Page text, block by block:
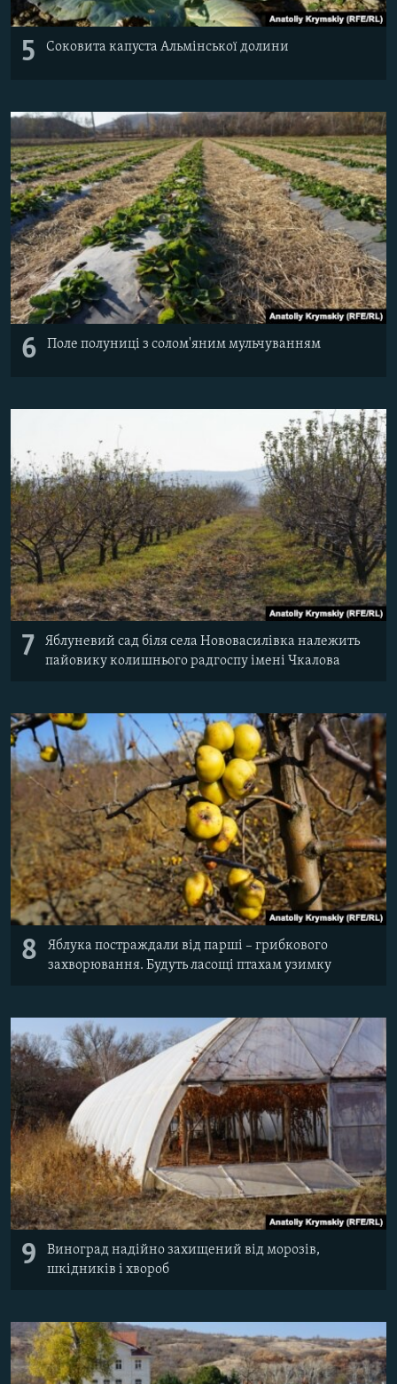
5 Соковита капуста Альмінської долини
6 Поле полуниці з солом'яним мульчуванням
7
Яблуневий сад біля села Нововасилівка належить
пайовику колишнього радгоспу імені Чкалова
8
Яблука постраждали від парші – грибкового
захворювання. Будуть ласощі птахам узимку
9
Виноград надійно захищений від морозів,
шкідників і хвороб